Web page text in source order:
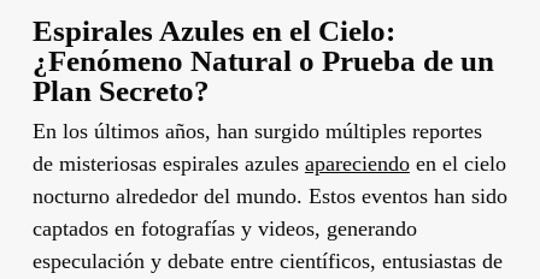
Espirales Azules en el Cielo:
¿Fenómeno Natural o Prueba de un
Plan Secreto?
En los últimos años, han surgido múltiples reportes
de misteriosas espirales azules apareciendoen el cielo
nocturno alrededor del mundo. Estos eventos han sido
captados en fotografías y videos, generando
especulación y debate entre científicos, entusiastas de